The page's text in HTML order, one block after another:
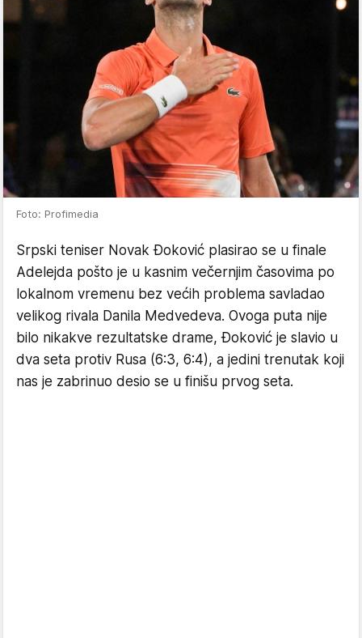
Foto: Profimedia
Srpski teniser Novak Đoković plasirao se u finale
Adelejda pošto je u kasnim večernjim časovima po
lokalnom vremenu bez većih problema savladao
velikog rivala Danila Medvedeva. Ovoga puta nije
bilo nikakve rezultatske drame, Đoković je slavio u
dva seta protiv Rusa (6:3, 6:4), a jedini trenutak koji
nas je zabrinuo desio se u finišu prvog seta.